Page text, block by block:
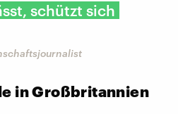
schützt sich
in Großbritannien